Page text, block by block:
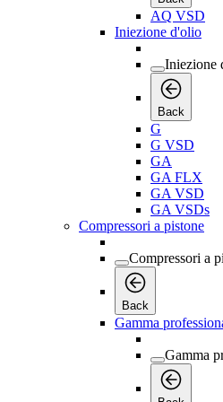
AQ VSD
Iniezione d'olio
Iniezione
Back
G
G VSD
GA
GA FLX
GA VSD
GA VSDs
Compressori a pistone
Compressori a
Back
Gamma
Gamma